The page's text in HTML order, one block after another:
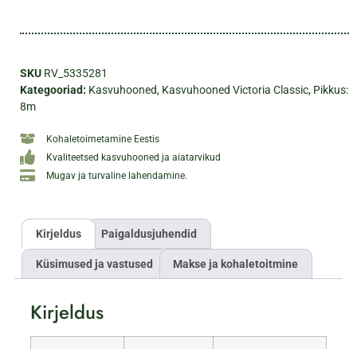
SKU RV_5335281
Kategooriad: Kasvuhooned, Kasvuhooned Victoria Classic, Pikkus:
8m
Kohaletoimetamine Eestis
Kvaliteetsed kasvuhooned ja aiatarvikud
Mugav ja turvaline lahendamine.
Kirjeldus Paigaldusjuhendid
Küsimused ja vastused Makse ja kohaletoitmine
Kirjeldus